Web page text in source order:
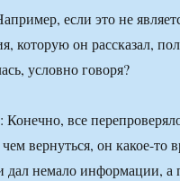
если это не
которую он рассказал,
условно говоря?
все
вернуться, он какое-то
дал немало информации, а